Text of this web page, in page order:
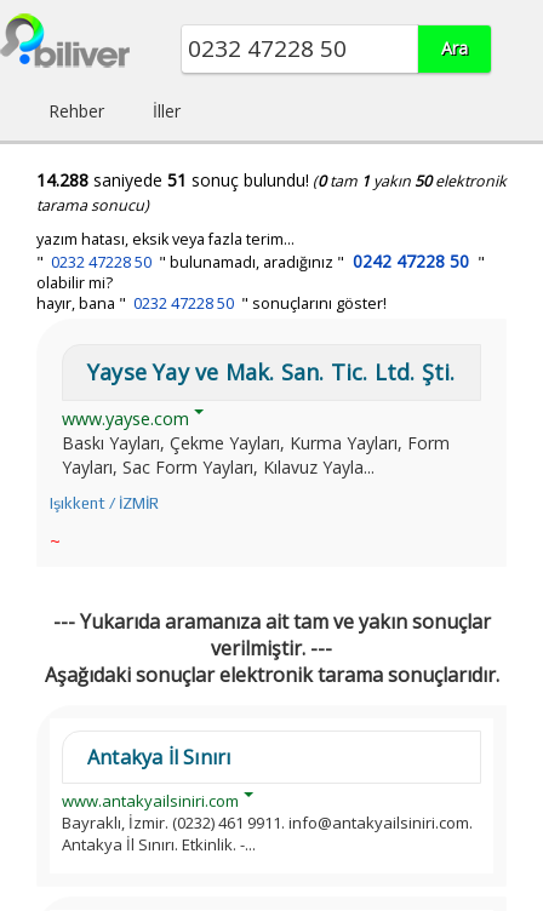
Rehber İller
14.288 saniyede 51 sonuç bulundu! (0tam 1 yakın 50elektronik
tarama sonucu)
yazım hatası, eksik veya fazla terim...
" 0232 47228 50 " bulunamadı, aradığınız " 0242 47228 50 "
olabilir mi?
hayır, bana " 0232 47228 50 " sonuçlarını göster!
Yayse Yay ve Mak. San. Tic. Ltd. Şti.
www.yayse.com
Baskı Yayları, Çekme Yayları, Kurma Yayları, Form
Yayları, Sac Form Yayları, Kılavuz Yayla...
Işıkkent / İZMİR
~
--- Yukarıda aramanıza ait tam ve yakın sonuçlar
verilmiştir. ---
Aşağıdaki sonuçlar elektronik tarama sonuçlarıdır.
Antakya İl Sınırı
www.antakyailsiniri.com
Bayraklı, İzmir. (0232) 461 9911. info@antakyailsiniri.com.
Antakya İl Sınırı. Etkinlik. -...